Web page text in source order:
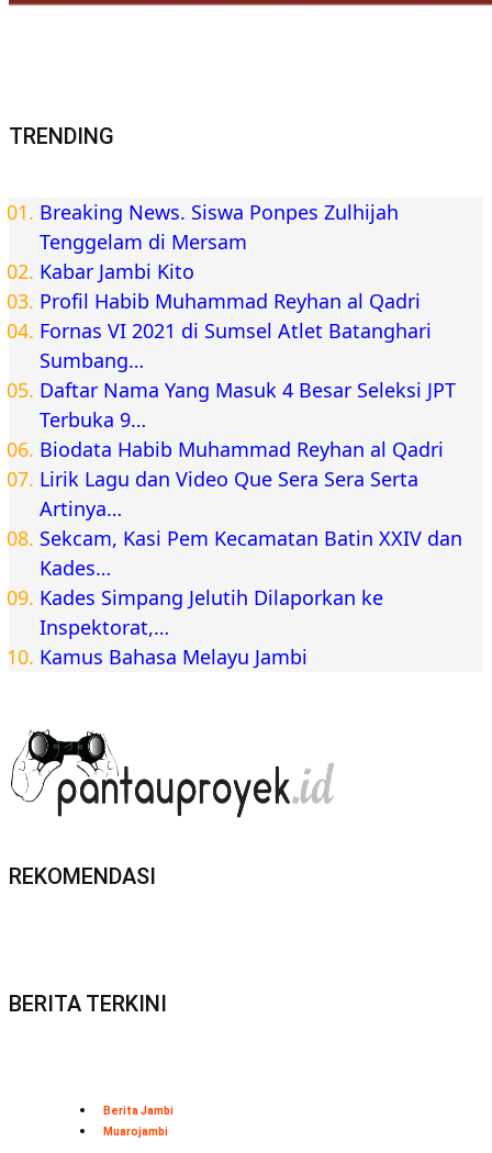
TRENDING
Breaking News. Siswa Ponpes Zulhijah
Tenggelam di Mersam
Kabar Jambi Kito
Profil Habib Muhammad Reyhan al Qadri
Fornas VI 2021 di Sumsel Atlet Batanghari
Sumbang…
Daftar Nama Yang Masuk 4 Besar Seleksi JPT
Terbuka 9…
Biodata Habib Muhammad Reyhan al Qadri
Lirik Lagu dan Video Que Sera Sera Serta
Artinya…
Sekcam, Kasi Pem Kecamatan Batin XXIV dan
Kades…
Kades Simpang Jelutih Dilaporkan ke
Inspektorat,…
Kamus Bahasa Melayu Jambi
REKOMENDASI
BERITA TERKINI
Berita Jambi
Muarojambi